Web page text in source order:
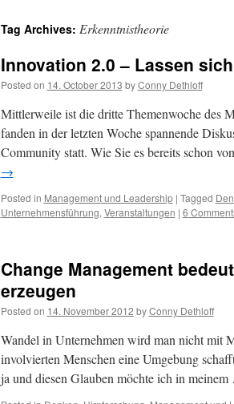
Tag Archives: Erkenntnistheorie
Innovation 2.0 – Lassen
Posted on 14. October 2013 by Conny Dethloff
Mittlerweile ist die dritte Themenwoche des
fanden in der letzten Woche spannende
Community statt. Wie Sie es bereits schon
→
Posted in Management und Leadership | Tagged
Unternehmensführung, Veranstaltungen | 6
Change Management
erzeugen
Posted on 14. November 2012 by Conny Dethloff
Wandel in Unternehmen wird man nicht mit
involvierten Menschen eine Umgebung
ja und diesen Glauben möchte ich in